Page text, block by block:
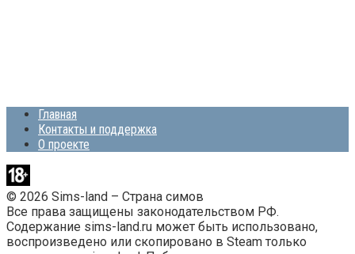
Главная
Контакты и поддержка
О проекте
© 2026 Sims-land – Страна симов
Все права защищены законодательством РФ.
Содержание sims-land.ru может быть использовано,
воспроизведено или скопировано в Steam только